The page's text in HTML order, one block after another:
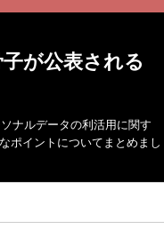
が公表される
ナルデータの利活用に関す
ポイントについてまとめまし